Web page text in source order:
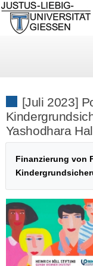
[Juli 2023]
Yashodhara
Finanzierung von